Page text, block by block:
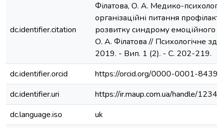
dc.identifier.citation
Філатова, О. А. Медико-
організаційні питання
розвитку синдрому емоційного
О. А. Філатова // Психологічне
2019. - Вип. 1 (2). - С. 202-219.
dc.identifier.orcid
https://orcid.org/0000-0001-
dc.identifier.uri
https://ir.maup.com.ua/handle/
dc.language.iso
uk